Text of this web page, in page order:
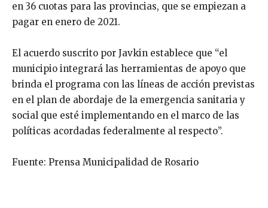
en 36 cuotas para las provincias, que se empiezan a
pagar en enero de 2021.
El acuerdo suscrito por Javkin establece que “el
municipio integrará las herramientas de apoyo que
brinda el programa con las líneas de acción previstas
en el plan de abordaje de la emergencia sanitaria y
social que esté implementando en el marco de las
políticas acordadas federalmente al respecto”.
Fuente: Prensa Municipalidad de Rosario